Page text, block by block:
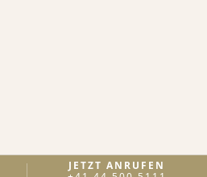
JETZT ANRUFEN